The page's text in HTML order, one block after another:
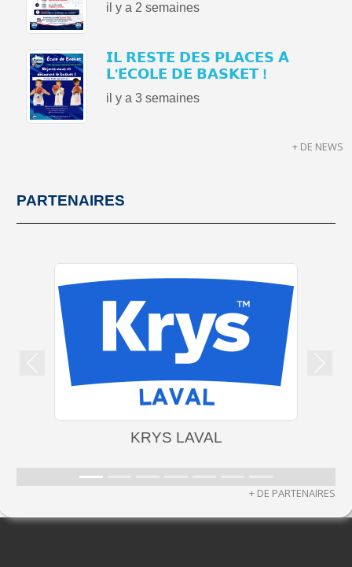
il y a 2 semaines
𝗜𝗟 𝗥𝗘𝗦𝗧𝗘 𝗗𝗘𝗦 𝗣𝗟𝗔𝗖𝗘𝗦 𝗔̀
𝗟'𝗘́𝗖𝗢𝗟𝗘 𝗗𝗘 𝗕𝗔𝗦𝗞𝗘𝗧 !
il y a 3 semaines
+ DE NEWS
PARTENAIRES
KRYS LAVAL
Précedent
+ DE PARTENAIRES